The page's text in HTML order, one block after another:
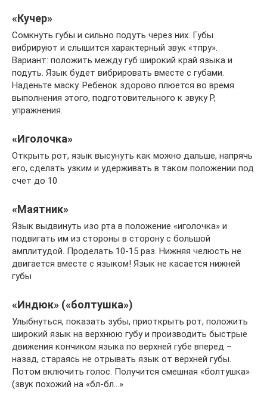
«Кучер»
Сомкнуть губы и сильно подуть через них. Губы
вибрируют и слышится характерный звук «тпру».
Вариант: положить между губ широкий край языка и
подуть. Язык будет вибрировать вместе с губами.
Наденьте маску. Ребенок здорово плюется во время
выполнения этого, подготовительного к звуку Р,
упражнения.
«Иголочка»
Открыть рот, язык высунуть как можно дальше, напрячь
его, сделать узким и удерживать в таком положении под
счет до 10
«Маятник»
Язык выдвинуть изо рта в положение «иголочка» и
подвигать им из стороны в сторону с большой
амплитудой. Проделать 10-15 раз. Нижняя челюсть не
двигается вместе с языком! Язык не касается нижней
губы
«Индюк» («болтушка»)
Улыбнуться, показать зубы, приоткрыть рот, положить
широкий язык на верхнюю губу и производить быстрые
движения кончиком языка по верхней губе вперед –
назад, стараясь не отрывать язык от верхней губы.
Потом включить голос. Получится смешная «болтушка»
(звук похожий на «бл-бл…»